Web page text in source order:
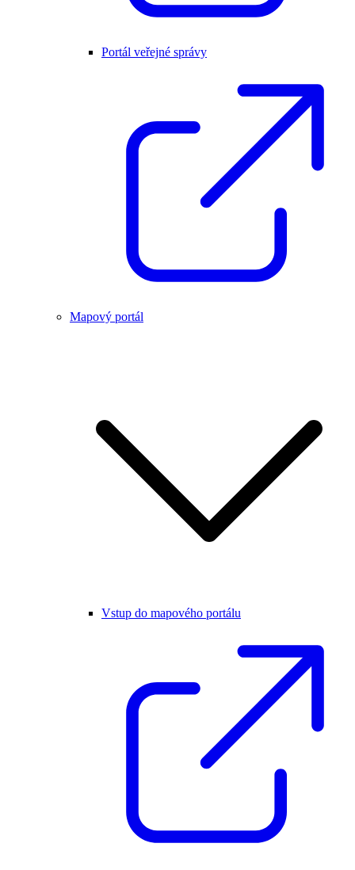
Portál veřejné správy
Mapový portál
Vstup do mapového portálu